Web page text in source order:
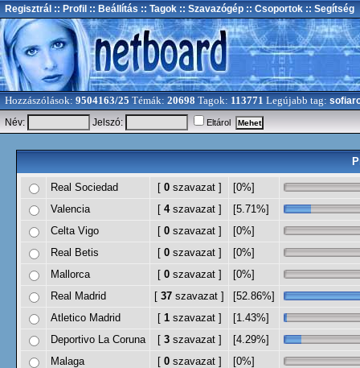
Regisztrál :: Profil :: Beállítás :: Tagok :: Szavazógép :: Csoportok :: Segítség
Hozzászólások: 9504163/25 Témák: 20698 Tagok: 113771 Legújabb tag:
Név:
Jelszó: Eltárol
Real Sociedad [ 0szavazat ]
[0%]
Valencia
[ 4szavazat ]
[5.71%]
Celta Vigo
[ 0szavazat ]
[0%]
Real Betis
[ 0szavazat ]
[0%]
Mallorca
[ 0szavazat ]
[0%]
Real Madrid
[ 37 szavazat ]
[52.86%]
Atletico Madrid
[ 1szavazat ]
[1.43%]
Deportivo La Coruna
[ 3szavazat ]
[4.29%]
Malaga
[ 0szavazat ]
[0%]